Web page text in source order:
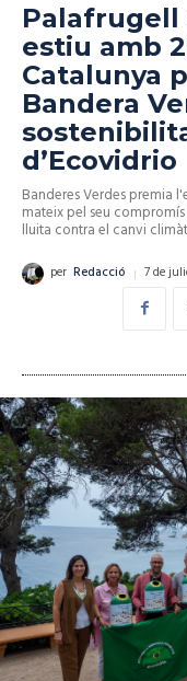
Palafrugell
estiu amb
Catalunya
Bandera
d’Ecovidrio
Banderes Verdes premia
mateix pel seu
lluita contra el canvi
per Redacció 7 de